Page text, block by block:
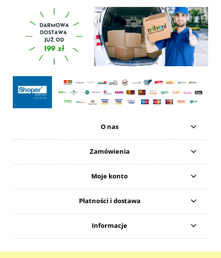
O nas
Zamówienia
Moje konto
Płatności i dostawa
Informacje